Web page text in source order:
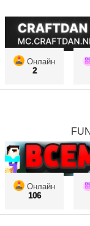
Онлайн
2
Онлайн
106